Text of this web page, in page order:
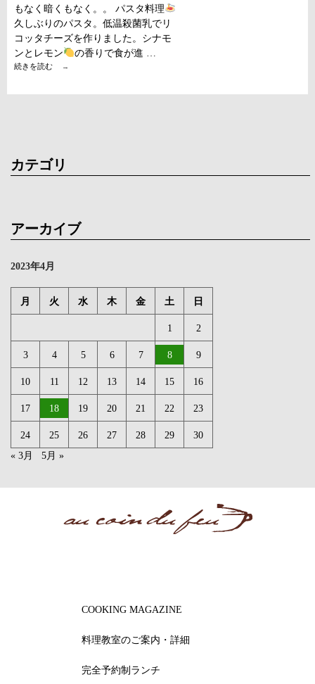
もなく暗くもなく。。 パスタ料理
久しぶりのパスタ。低温殺菌乳でリ
コッタチーズを作りました。シナモ
ンとレモン
の香りで食が進 …
続きを読む →
カテゴリ
アーカイブ
2023年4月
月 火 水 木 金 土 日
1 2
3 4 5 6 7 8 9
10 11 12 13 14 15 16
17 18 19 20 21 22 23
24 25 26 27 28 29
30
« 3月
5月 »
COOKING MAGAZINE
料理教室のご案内・詳細
完全予約制ランチ